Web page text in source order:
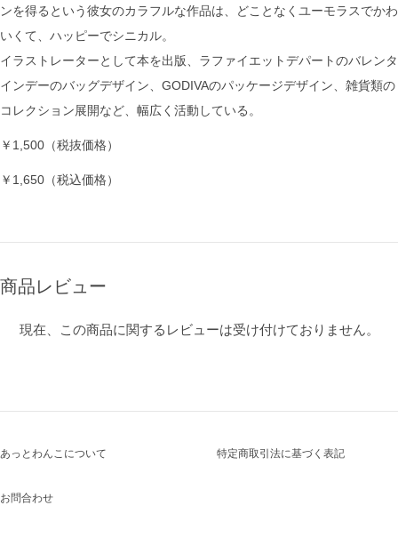
ンを得るという彼女のカラフルな作品は、どことなくユーモラスでかわ
いくて、ハッピーでシニカル。
イラストレーターとして本を出版、ラファイエットデパートのバレンタ
インデーのバッグデザイン、GODIVAのパッケージデザイン、雑貨類の
コレクション展開など、幅広く活動している。
￥1,500（税抜価格）
￥1,650（税込価格）
商品レビュー
現在、この商品に関するレビューは受け付けておりません。
あっとわんこについて 特定商取引法に基づく表記
お問合わせ